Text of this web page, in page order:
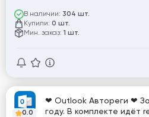
В наличии: 304 шт.
Купили: 0 шт.
Мин. заказ: 1 шт.
0.0
❤ Outlook Автореги ❤
году. В комплекте идёт